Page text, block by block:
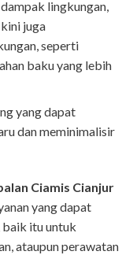
lingkungan,
juga
seperti
baku yang lebih
yang dapat
dan meminimalisir
Ciamis Cianjur
yang dapat
baik itu untuk
ataupun perawatan